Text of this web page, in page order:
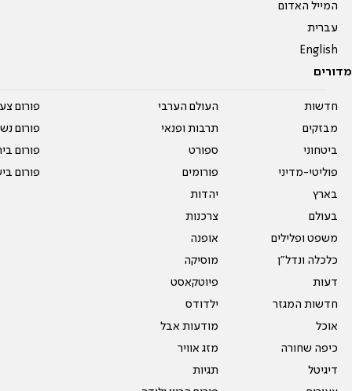
המייל האדום
עברית
English
מדורים
חדשות
מבזקים
ביטחוני
פוליטי-מדיני
בארץ
בעולם
משפט ופלילים
כלכלה ונדל"ן
דעות
חדשות המגזר
אוכל
כיפה שחורה
דיגיטל
העולם הערבי
תרבות ופנאי
ספורט
פורומים
יהדות
צרכנות
אופנה
מוסיקה
פיוטקאסט
ילדודס
מודעות אבל
מזג אוויר
תגיות
פורום
פורום
פורום
פורום